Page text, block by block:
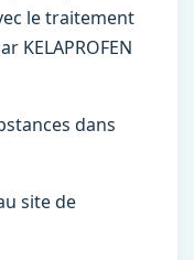
le traitement
KELAPROFEN
dans
site de